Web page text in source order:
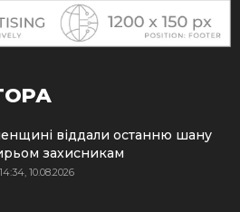
віддали останню шану
захисникам
14:34, 10.08.2026